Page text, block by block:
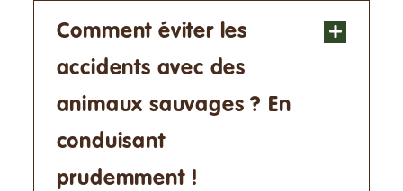
Comment éviter les
accidents avec des
animaux sauvages ? En
conduisant
prudemment !